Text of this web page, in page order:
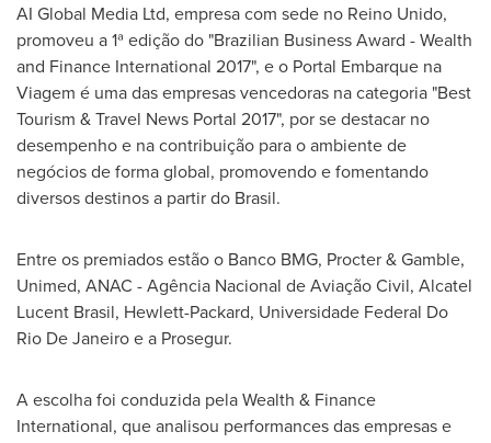
AI Global Media Ltd, empresa com sede no Reino Unido,
promoveu a 1ª edição do "Brazilian Business Award - Wealth
and Finance International 2017", e o Portal Embarque na
Viagem é uma das empresas vencedoras na categoria "Best
Tourism & Travel News Portal 2017", por se destacar no
desempenho e na contribuição para o ambiente de
negócios de forma global, promovendo e fomentando
diversos destinos a partir do Brasil.
Entre os premiados estão o Banco BMG, Procter & Gamble,
Unimed, ANAC - Agência Nacional de Aviação Civil, Alcatel
Lucent Brasil, Hewlett-Packard, Universidade Federal Do
Rio De Janeiro e a Prosegur.
A escolha foi conduzida pela Wealth & Finance
International, que analisou performances das empresas e